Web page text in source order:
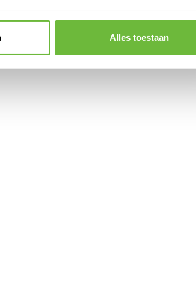
Alles toestaan